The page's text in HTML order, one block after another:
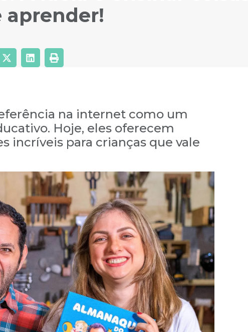
aprender!
na internet como um
Hoje, eles oferecem
incríveis para crianças que vale